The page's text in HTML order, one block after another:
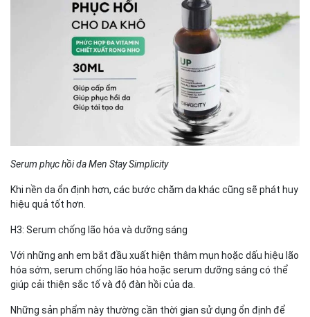
Serum phục hồi da Men Stay Simplicity
Khi nền da ổn định hơn, các bước chăm da khác cũng sẽ phát huy
hiệu quả tốt hơn.
H3: Serum chống lão hóa và dưỡng sáng
Với những anh em bắt đầu xuất hiện thâm mụn hoặc dấu hiệu lão
hóa sớm, serum chống lão hóa hoặc serum dưỡng sáng có thể
giúp cải thiện sắc tố và độ đàn hồi của da.
Những sản phẩm này thường cần thời gian sử dụng ổn định để